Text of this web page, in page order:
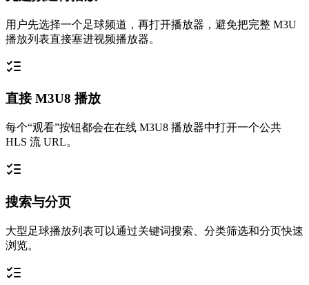
用户先选择一个足球频道，再打开播放器，避免把完整 M3U
播放列表直接塞进视频播放器。
直接 M3U8 播放
每个“观看”按钮都会在在线 M3U8 播放器中打开一个公共
HLS 流 URL。
搜索与分页
大型足球播放列表可以通过关键词搜索、分类筛选和分页快速
浏览。